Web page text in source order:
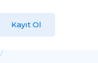
Kayıt Ol